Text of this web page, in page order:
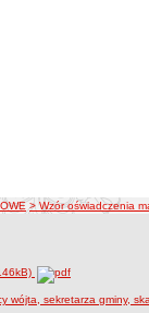
> Wzór oświadczenia
wójta, sekretarza gminy,